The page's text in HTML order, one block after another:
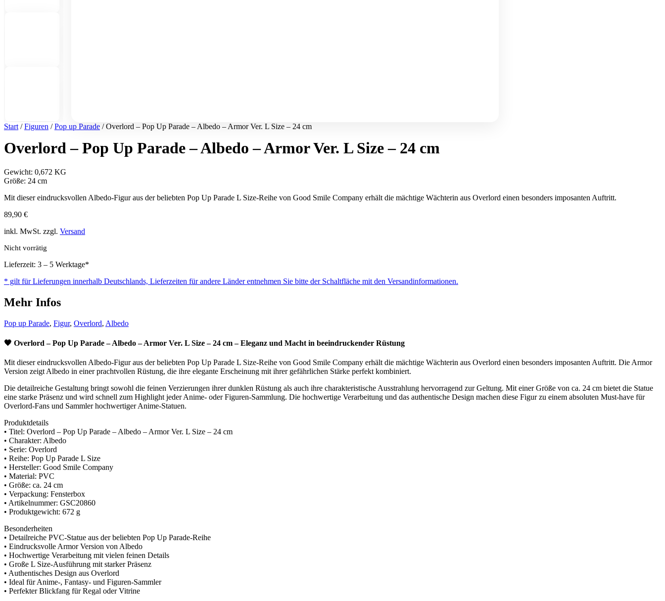
Start /Figuren /Pop up Parade / Overlord – Pop Up Parade – Albedo – Armor Ver. L Size – 24 cm
Overlord – Pop Up Parade – Albedo – Armor Ver. L Size – 24 cm
Gewicht: 0,672 KG
Größe: 24 cm
Mit dieser eindrucksvollen Albedo-Figur aus der beliebten Pop Up Parade L Size-Reihe von Good Smile Company erhält die mächtige Wächterin aus Overlord einen besonders imposanten Auftritt.
89,90 €
inkl. MwSt. zzgl. Versand
Nicht vorrätig
Lieferzeit: 3 – 5 Werktage*
* gilt für Lieferungen innerhalb Deutschlands, Lieferzeiten für andere Länder entnehmen Sie bitte der Schaltfläche mit den Versandinformationen.
Mehr Infos
Pop up Parade, Figur, Overlord, Albedo
🖤 Overlord – Pop Up Parade – Albedo – Armor Ver. L Size – 24 cm – Eleganz und Macht in beeindruckender Rüstung
Mit dieser eindrucksvollen Albedo-Figur aus der beliebten Pop Up Parade L Size-Reihe von Good Smile Company erhält die mächtige Wächterin aus Overlord einen besonders imposanten Auftritt. Die Armor
Version zeigt Albedo in einer prachtvollen Rüstung, die ihre elegante Erscheinung mit ihrer gefährlichen Stärke perfekt kombiniert.
Die detailreiche Gestaltung bringt sowohl die feinen Verzierungen ihrer dunklen Rüstung als auch ihre charakteristische Ausstrahlung hervorragend zur Geltung. Mit einer Größe von ca. 24 cm bietet die Statue
eine starke Präsenz und wird schnell zum Highlight jeder Anime- oder Figuren-Sammlung. Die hochwertige Verarbeitung und das authentische Design machen diese Figur zu einem absoluten Must-have für
Overlord-Fans und Sammler hochwertiger Anime-Statuen.
Produktdetails
• Titel: Overlord – Pop Up Parade – Albedo – Armor Ver. L Size – 24 cm
• Charakter: Albedo
• Serie: Overlord
• Reihe: Pop Up Parade L Size
• Hersteller: Good Smile Company
• Material: PVC
• Größe: ca. 24 cm
• Verpackung: Fensterbox
• Artikelnummer: GSC20860
• Produktgewicht: 672 g
Besonderheiten
• Detailreiche PVC-Statue aus der beliebten Pop Up Parade-Reihe
• Eindrucksvolle Armor Version von Albedo
• Hochwertige Verarbeitung mit vielen feinen Details
• Große L Size-Ausführung mit starker Präsenz
• Authentisches Design aus Overlord
• Ideal für Anime-, Fantasy- und Figuren-Sammler
• Perfekter Blickfang für Regal oder Vitrine